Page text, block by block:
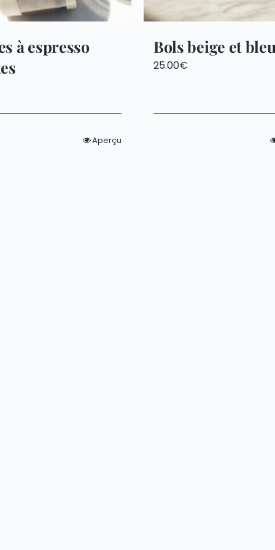
à espresso
Aperçu
Bols beige et
25.00€